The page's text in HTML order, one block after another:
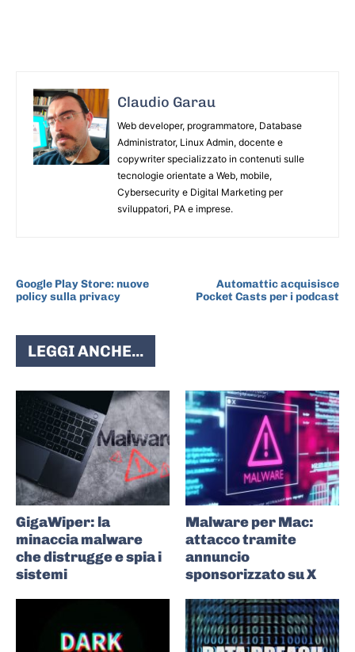
Claudio Garau
Web developer, programmatore, Database
Administrator, Linux Admin, docente e
copywriter specializzato in contenuti sulle
tecnologie orientate a Web, mobile,
Cybersecurity e Digital Marketing per
sviluppatori, PA e imprese.
Google Play Store: nuove
policy sulla privacy
Automattic acquisisce
Pocket Casts per i podcast
LEGGI ANCHE...
GigaWiper: la
minaccia malware
che distrugge e spia i
sistemi
Malware per Mac:
attacco tramite
annuncio
sponsorizzato su X